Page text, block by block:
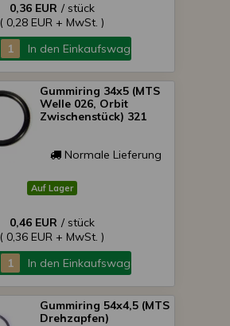
0,36 EUR / stück
( 0,28 EUR + MwSt. )
In den Einkaufswagen
Gummiring 34x5 (MTS
Welle 026, Orbit
Zwischenstück) 321
Normale Lieferung
Auf Lager
0,46 EUR / stück
( 0,36 EUR + MwSt. )
In den Einkaufswagen
Gummiring 54x4,5 (MTS
Drehzapfen)